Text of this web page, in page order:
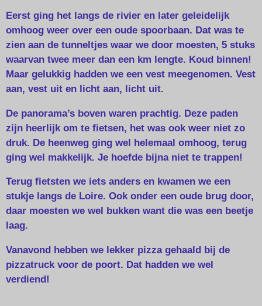
Eerst ging het langs de rivier en later geleidelijk
omhoog weer over een oude spoorbaan. Dat was te
zien aan de tunneltjes waar we door moesten, 5 stuks
waarvan twee meer dan een km lengte. Koud binnen!
Maar gelukkig hadden we een vest meegenomen. Vest
aan, vest uit en licht aan, licht uit.
De panorama’s boven waren prachtig. Deze paden
zijn heerlijk om te fietsen, het was ook weer niet zo
druk. De heenweg ging wel helemaal omhoog, terug
ging wel makkelijk. Je hoefde bijna niet te trappen!
Terug fietsten we iets anders en kwamen we een
stukje langs de Loire. Ook onder een oude brug door,
daar moesten we wel bukken want die was een beetje
laag.
Vanavond hebben we lekker pizza gehaald bij de
pizzatruck voor de poort. Dat hadden we wel
verdiend!